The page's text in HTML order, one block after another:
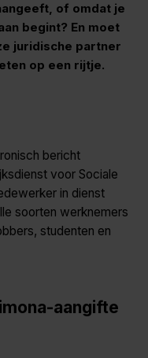
of omdat je
begint? En moet
juridische partner
op een rijtje.
bericht
voor Sociale
in dienst
soorten werknemers
studenten en
aangifte